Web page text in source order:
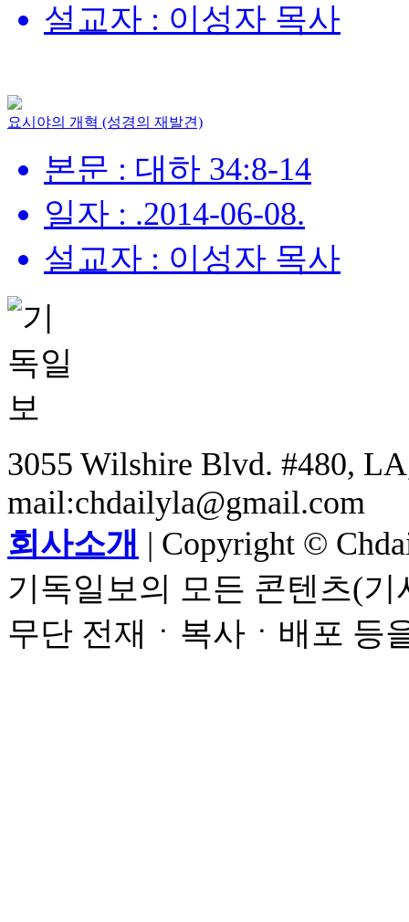
설교자 : 이성자 목사
요시야의 개혁 (성경의 재발견)
본문 : 대하 34:8-14
일자 : .2014-06-08.
설교자 : 이성자 목사
3055 Wilshire Blvd. #480,
mail:chdailyla@gmail.com
회사소개 | Copyright ©
기독일보의 모든 콘텐츠(
무단 전재ㆍ복사ㆍ배포 등